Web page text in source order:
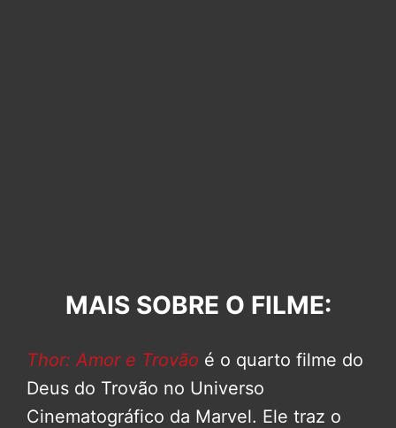
MAIS SOBRE O FILME:
Thor: Amor e Trovão é o quarto filme do
Deus do Trovão no Universo
Cinematográfico da Marvel. Ele traz o